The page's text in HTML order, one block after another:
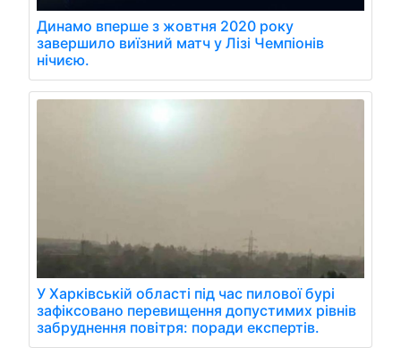
Динамо вперше з жовтня 2020 року
завершило виїзний матч у Лізі Чемпіонів
нічиєю.
У Харківській області під час пилової бурі
зафіксовано перевищення допустимих рівнів
забруднення повітря: поради експертів.